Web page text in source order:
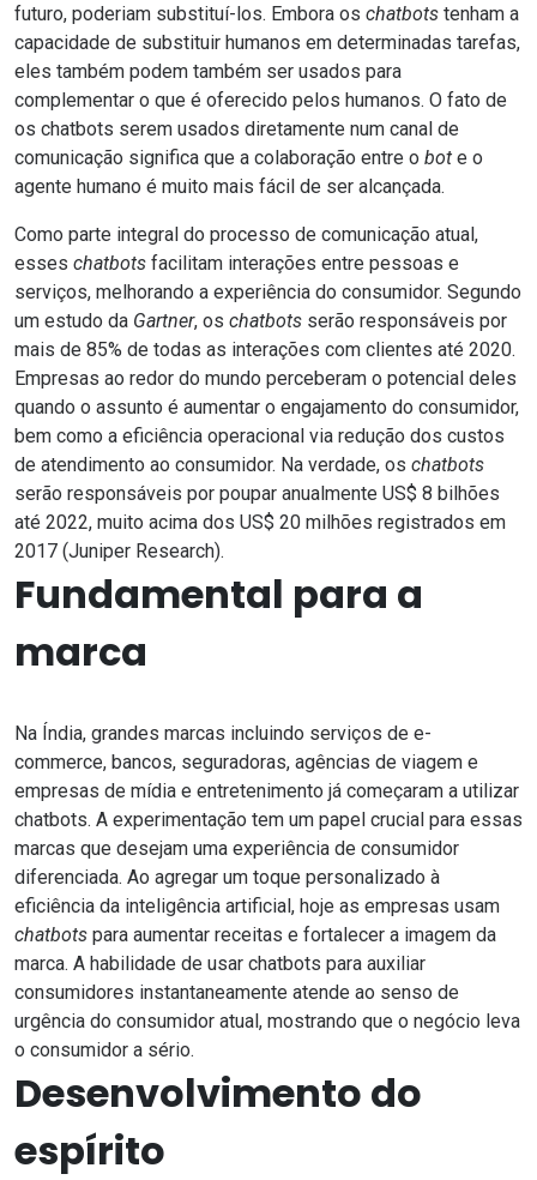
futuro, poderiam substituí-los. Embora os chatbots tenham a
capacidade de substituir humanos em determinadas tarefas,
eles também podem também ser usados para
complementar o que é oferecido pelos humanos. O fato de
os chatbots serem usados diretamente num canal de
comunicação significa que a colaboração entre o bot e o
agente humano é muito mais fácil de ser alcançada.
Como parte integral do processo de comunicação atual,
esses chatbots facilitam interações entre pessoas e
serviços, melhorando a experiência do consumidor. Segundo
um estudo da Gartner, os chatbots serão responsáveis por
mais de 85% de todas as interações com clientes até 2020.
Empresas ao redor do mundo perceberam o potencial deles
quando o assunto é aumentar o engajamento do consumidor,
bem como a eficiência operacional via redução dos custos
de atendimento ao consumidor. Na verdade, os chatbots
serão responsáveis por poupar anualmente US$ 8 bilhões
até 2022, muito acima dos US$ 20 milhões registrados em
2017 (Juniper Research).
Fundamental para a
marca
Na Índia, grandes marcas incluindo serviços de e-
commerce, bancos, seguradoras, agências de viagem e
empresas de mídia e entretenimento já começaram a utilizar
chatbots. A experimentação tem um papel crucial para essas
marcas que desejam uma experiência de consumidor
diferenciada. Ao agregar um toque personalizado à
eficiência da inteligência artificial, hoje as empresas usam
chatbots para aumentar receitas e fortalecer a imagem da
marca. A habilidade de usar chatbots para auxiliar
consumidores instantaneamente atende ao senso de
urgência do consumidor atual, mostrando que o negócio leva
o consumidor a sério.
Desenvolvimento do
espírito